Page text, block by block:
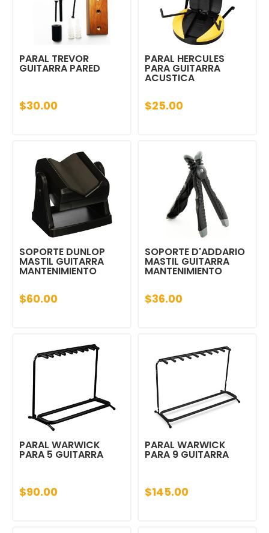
PARAL TREVOR
GUITARRA PARED
$30.00
PARAL HERCULES
PARA GUITARRA
ACUSTICA
$25.00
SOPORTE DUNLOP
MASTIL GUITARRA
MANTENIMIENTO
$60.00
SOPORTE D'ADDARIO
MASTIL GUITARRA
MANTENIMIENTO
$36.00
PARAL WARWICK
PARA 5 GUITARRA
$90.00
PARAL WARWICK
PARA 9 GUITARRA
$145.00